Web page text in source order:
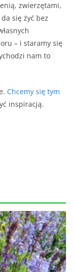
zwierzętami,
się żyć bez
– i staramy się
nam to
Chcemy się tym
inspiracją.